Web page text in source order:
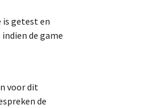
is getest en
de game
voor dit
de